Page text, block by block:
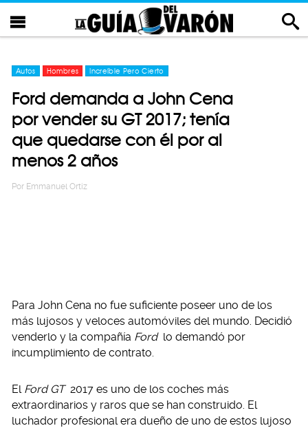
Autos Hombres Increíble Pero Cierto
Ford demanda a John Cena
por vender su GT 2017; tenía
que quedarse con él por al
menos 2 años
Por Emmanuel Ortiz
Para John Cena no fue suficiente poseer uno de los
más lujosos y veloces automóviles del mundo. Decidió
venderlo y la compañía Ford lo demandó por
incumplimiento de contrato.
El Ford GT 2017 es uno de los coches más
extraordinarios y raros que se han construido. El
luchador profesional era dueño de uno de estos lujoso